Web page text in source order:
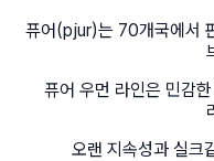
퓨어(pjur)는 70개국에서
퓨어 우먼 라인은 민감
오랜 지속성과 실크